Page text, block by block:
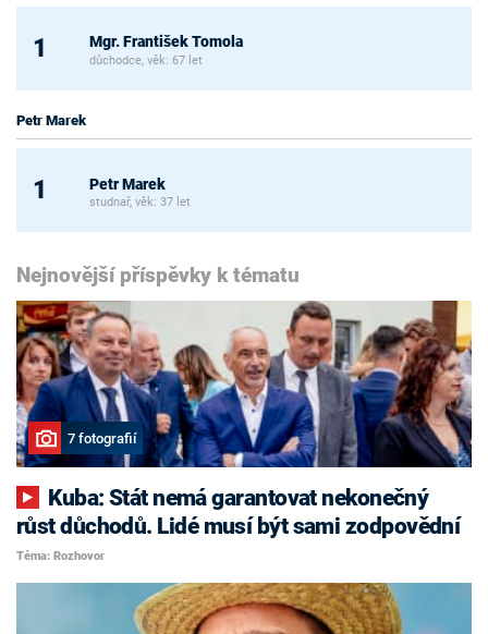
1 Mgr. František Tomola
důchodce, věk: 67 let
Petr Marek
1 Petr Marek
studnař, věk: 37 let
Nejnovější příspěvky k tématu
7 fotografií
růst důchodů. Lidé musí být sami zodpovědní
Téma: Rozhovor